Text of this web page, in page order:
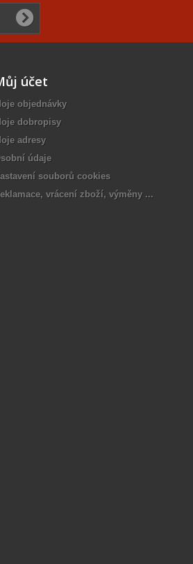
účet
objednávky
dobropisy
adresy
údaje
souborů cookies
vrácení zboží, výměny ...